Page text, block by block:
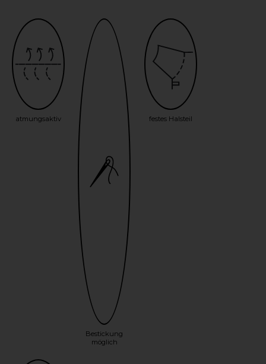
atmungsaktiv
Bestickung
möglich
festes Halsteil